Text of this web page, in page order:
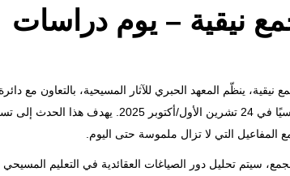
على انعقاد مجمع نيقية، ينظّم المعهد الحبري للآثار المسيحية، بالتعاون
المسائل الأساسية للبشارة في العالم، يومًا دراسيًا في 24 تشرين
المفاعيل التي لا تزال ملموسة حتى اليوم.
سيتم تحليل دور الصياغات العقائدية في التعليم المسيحي